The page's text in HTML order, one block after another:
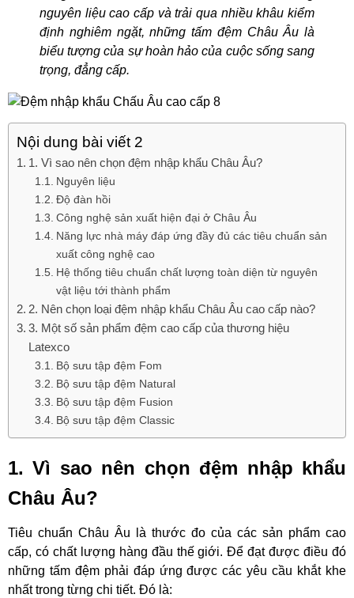
nguyên liệu cao cấp và trải qua nhiều khâu kiểm
định nghiêm ngặt, những tấm đệm Châu Âu là
biểu tượng của sự hoàn hảo của cuộc sống sang
trọng, đẳng cấp.
Nội dung bài viết 2
1. Vì sao nên chọn đệm nhập khẩu Châu Âu?
Nguyên liệu
Độ đàn hồi
Công nghệ sản xuất hiện đại ở Châu Âu
Năng lực nhà máy đáp ứng đầy đủ các tiêu chuẩn sản
xuất công nghệ cao
Hệ thống tiêu chuẩn chất lượng toàn diện từ nguyên
vật liệu tới thành phẩm
2. Nên chọn loại đệm nhập khẩu Châu Âu cao cấp nào?
3. Một số sản phẩm đệm cao cấp của thương hiệu
Latexco
Bộ sưu tập đệm Fom
Bộ sưu tập đệm Natural
Bộ sưu tập đệm Fusion
Bộ sưu tập đệm Classic
1. Vì sao nên chọn đệm nhập khẩu
Châu Âu?
Tiêu chuẩn Châu Âu là thước đo của các sản phẩm cao
cấp, có chất lượng hàng đầu thế giới. Để đạt được điều đó
những tấm đệm phải đáp ứng được các yêu cầu khắt khe
nhất trong từng chi tiết. Đó là: